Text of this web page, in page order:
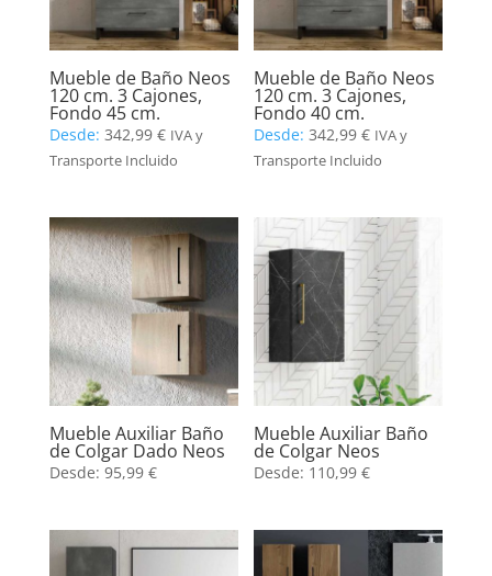
Mueble de Baño Neos
120 cm. 3 Cajones,
Fondo 45 cm.
Desde: 342,99 € IVA y
Transporte Incluido
Mueble de Baño Neos
120 cm. 3 Cajones,
Fondo 40 cm.
Desde:342,99€ IVA y
Transporte Incluido
Mueble Auxiliar Baño
de Colgar Dado Neos
Desde: 95,99 €
Mueble Auxiliar Baño
de Colgar Neos
Desde: 110,99€